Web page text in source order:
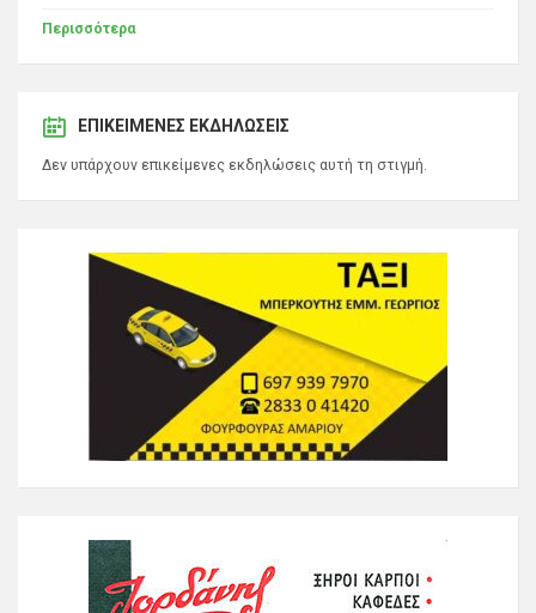
Περισσότερα
ΕΠΙΚΕΊΜΕΝΕΣ ΕΚΔΗΛΏΣΕΙΣ
Δεν υπάρχουν επικείμενες εκδηλώσεις αυτή τη στιγμή.